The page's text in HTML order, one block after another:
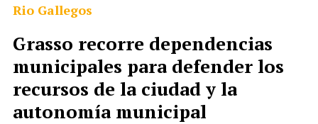
Grasso recorre dependencias
municipales para defender los
recursos de la ciudad y la
autonomía municipal
Rio Gallegos